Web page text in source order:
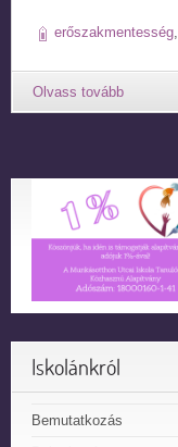
erőszakmentesség,
Iskolánkról
Bemutatkozás